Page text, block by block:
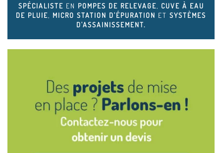
SPÉCIALISTE EN POMPES DE RELEVAGE
CUVE À EAU
DE PLUIE
MICRO STATION D'ÉPURATION ET SYSTÈMES
D'ASSAINISSEMENT.